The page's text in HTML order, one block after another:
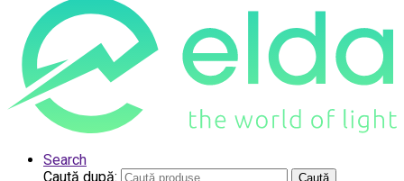
Search
Caută după:
Caută